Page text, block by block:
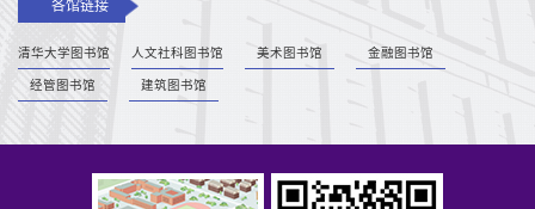
各馆链接
清华大学图书馆 人文社科图书馆 美术图书馆 金融图书馆
经管图书馆 建筑图书馆